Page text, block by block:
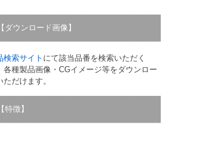
【ダウンロード画像】
検索サイト にて該当品番を検索いただく
各種製品画像・CGイメージ等をダウンロー
ただけます。
【特徴】